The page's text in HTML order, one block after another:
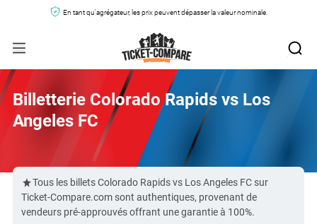
En tant qu'agrégateur, les prix peuvent dépasser la valeur nominale.
Billetterie Colorado Rapids vs Los
Angeles FC
Tous les billets Colorado Rapids vs Los Angeles FC sur
Ticket-Compare.com sont authentiques, provenant de
vendeurs pré-approuvés offrant une garantie à 100%.